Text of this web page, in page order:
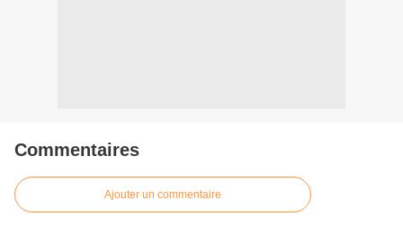
Commentaires
Ajouter un commentaire